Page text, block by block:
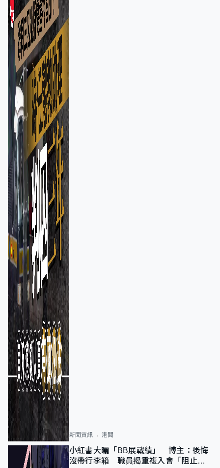
新聞資訊 港聞
小紅書大曬「BB展戰績」 博主：後悔
沒帶行李箱 職員揭重複入會「阻止唔